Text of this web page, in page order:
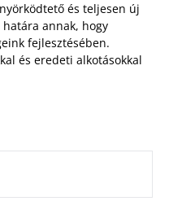
és teljesen új
annak, hogy
fejlesztésében.
és eredeti alkotásokkal